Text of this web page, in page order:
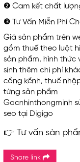
❷ Cam kết chất
❸ Tư Vấn Miễn Phí
Giá sản phẩm trên
gồm thuế theo luật
sản phẩm, hình
sinh thêm chi phí
cồng kềnh, thuế
từng sản phẩm
Gocnhinthongminh
seo tại Digigo
👉 Tư vấn sản
Share link